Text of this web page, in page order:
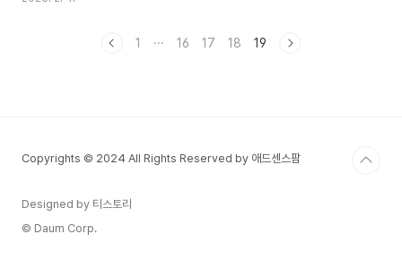
1 ··· 16 17 18 19
Copyrights © 2024 All Rights Reserved by 애드센스팜
Designed by 티스토리
© Daum Corp.